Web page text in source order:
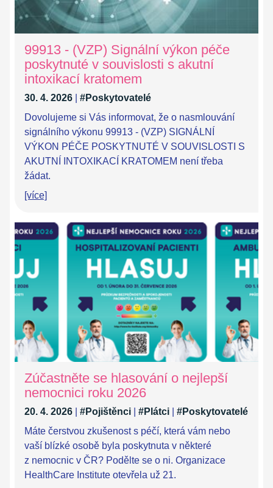
99913 - (VZP) Signální výkon péče
poskytnuté v souvislosti s akutní
intoxikací kratomem
30. 4. 2026
#Poskytovatelé
Dovolujeme si Vás informovat, že o nasmlouvání
signálního výkonu 99913 - (VZP) SIGNÁLNÍ
VÝKON PÉČE POSKYTNUTÉ V SOUVISLOSTI S
AKUTNÍ INTOXIKACÍ KRATOMEM není třeba
žádat.
[více]
Zúčastněte se hlasování o nejlepší
nemocnici roku 2026
20. 4. 2026 #Pojištěnci #Plátci
#Poskytovatelé
Máte čerstvou zkušenost s péčí, která vám nebo
vaší blízké osobě byla poskytnuta v některé
z nemocnic v ČR? Podělte se o ni. Organizace
HealthCare Institute otevřela už 21.